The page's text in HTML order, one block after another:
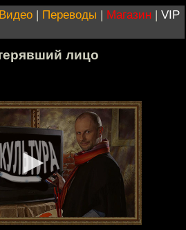
Видео | Переводы | Магазин | VIP
лицо